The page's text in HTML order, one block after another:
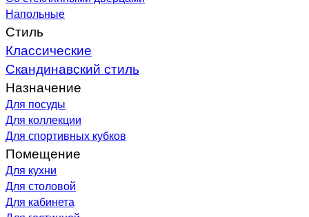
Напольные
Стиль
Классические
Скандинавский стиль
Назначение
Для посуды
Для коллекции
Для спортивных кубков
Помещение
Для кухни
Для столовой
Для кабинета